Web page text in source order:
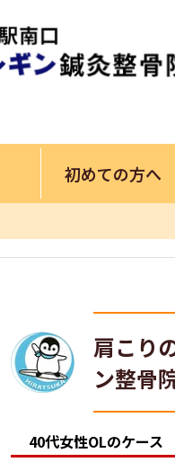
初めての方へ
肩こり
ン整骨
40代女性OLのケース